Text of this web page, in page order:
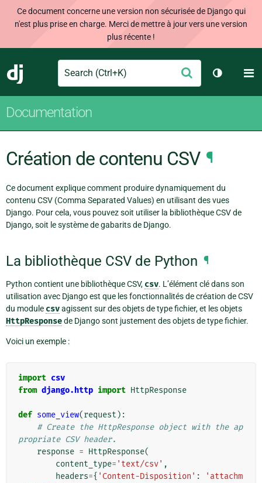
Ce document concerne une version non sécurisée de Django qui
n'est plus prise en charge. Merci de mettre à jour vers une version
plus récente !
Django
Search Envoyer
Changer
Documentation
Création de contenu CSV ¶
Ce document explique comment produire dynamiquement du
contenu CSV (Comma Separated Values) en utilisant des vues
Django. Pour cela, vous pouvez soit utiliser la bibliothèque CSV de
Django, soit le système de gabarits de Django.
La bibliothèque CSV de Python ¶
Python contient une bibliothèque CSV, csv. L’élément clé dans son
utilisation avec Django est que les fonctionnalités de création de CSV
du module csvagissent sur des objets de type fichier, et les objets
HttpResponsede Django sont justement des objets de type fichier.
Voici un exemple :
import csv
from django.http import HttpResponse
def some_view(request ):
# Create the HttpResponse object with the ap
propriate CSV header.
response = HttpResponse(
content_type= 'text/csv' ,
headers={ 'Content-Disposition' :
'attachm